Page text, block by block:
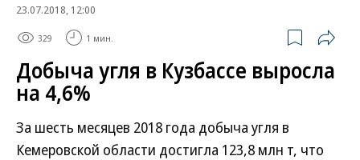
23.07.2018, 12:00
329 1 мин.
Добыча угля в Кузбассе выросла
на 4,6%
За шесть месяцев 2018 года добыча угля в
Кемеровской области достигла 123,8 млн т, что